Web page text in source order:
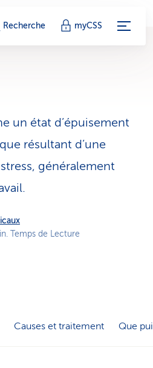
Recherche myCSS
un état d’épuisement
résultant d’une
généralement
Temps de Lecture
Causes et traitement Que